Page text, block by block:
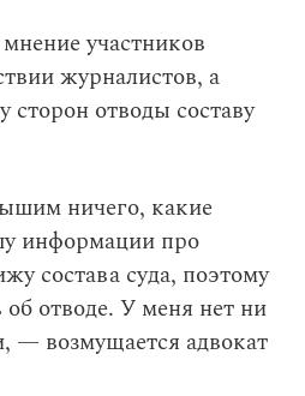
участников
журналистов, а
отводы составу
ничего, какие
информации про
состава суда, поэтому
отводе. У меня нет ни
— возмущается адвокат